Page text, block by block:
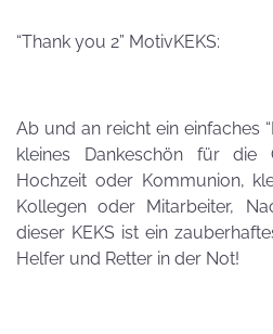
“Thank you 2” MotivKEKS:
Ab und an reicht ein einfaches
kleines Dankeschön für die
Hochzeit oder Kommunion,
Kollegen oder Mitarbeiter,
dieser KEKS ist ein
Helfer und Retter in der Not!